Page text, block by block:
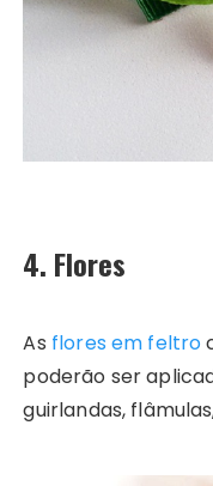
4. Flores
As flores em feltro
poderão ser
guirlandas,